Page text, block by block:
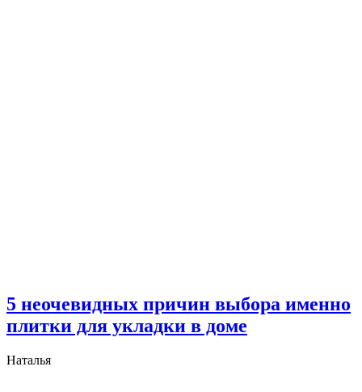
5 неочевидных причин выбора именно
плитки для укладки в доме
Наталья